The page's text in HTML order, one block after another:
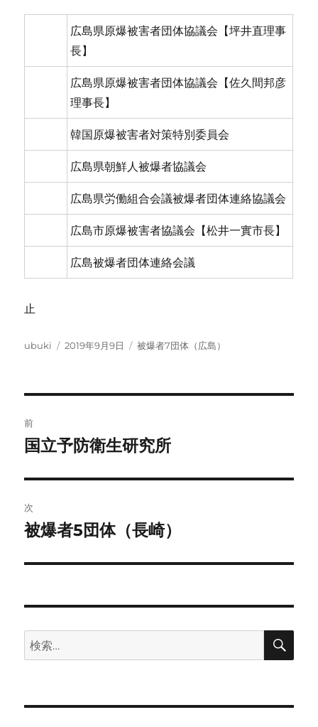
広島県原爆被害者団体協議会【坪井直理事
長】
広島県原爆被害者団体協議会【佐久間邦彦
理事長】
韓国原爆被害者対策特別委員会
広島県朝鮮人被爆者協議会
広島県労働組合会議被爆者団体連絡協議会
広島市原爆被害者協議会【松井一實市長】
広島被爆者団体連絡会議
止
投
ubuki
投
2019年9月9日
カ
被爆者7団体（広島）
稿
ビ
ゲ
ー
ン
前
前
投
稿:
国立予防衛生研究所
次
次
投
被爆者5団体（長崎）
検
索:
検